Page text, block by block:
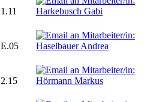
1.11
E.05
2.15